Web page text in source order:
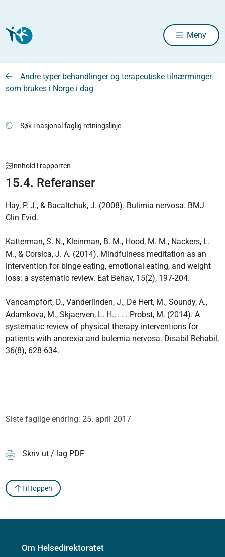
Meny
Andre typer behandlinger og terapeutiske tilnærminger
som brukes i Norge i dag
Søk i nasjonal faglig retningslinje
Innhold i rapporten
15.4. Referanser
Hay, P. J., & Bacaltchuk, J. (2008). Bulimia nervosa. BMJ
Clin Evid.
Katterman, S. N., Kleinman, B. M., Hood, M. M., Nackers, L.
M., & Corsica, J. A. (2014). Mindfulness meditation as an
intervention for binge eating, emotional eating, and weight
loss: a systematic review. Eat Behav, 15(2), 197-204.
Vancampfort, D., Vanderlinden, J., De Hert, M., Soundy, A.,
Adamkova, M., Skjaerven, L. H., . . . Probst, M. (2014). A
systematic review of physical therapy interventions for
patients with anorexia and bulemia nervosa. Disabil Rehabil,
36(8), 628-634.
Siste faglige endring: 25. april 2017
Skriv ut / lag PDF
Til toppen
Om Helsedirektoratet